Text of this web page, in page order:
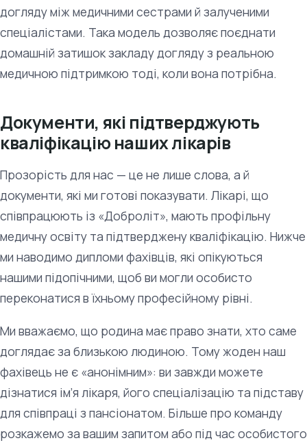
догляду між медичними сестрами й залученими
спеціалістами. Така модель дозволяє поєднати
домашній затишок закладу догляду з реальною
медичною підтримкою тоді, коли вона потрібна.
Документи, які підтверджують
кваліфікацію наших лікарів
Прозорість для нас — це не лише слова, а й
документи, які ми готові показувати. Лікарі, що
співпрацюють із «Доброліт», мають профільну
медичну освіту та підтверджену кваліфікацію. Нижче
ми наводимо дипломи фахівців, які опікуються
нашими підопічними, щоб ви могли особисто
переконатися в їхньому професійному рівні.
Ми вважаємо, що родина має право знати, хто саме
доглядає за близькою людиною. Тому жоден наш
фахівець не є «анонімним»: ви завжди можете
дізнатися ім’я лікаря, його спеціалізацію та підставу
для співпраці з пансіонатом. Більше про команду
розкажемо за вашим запитом або під час особистого